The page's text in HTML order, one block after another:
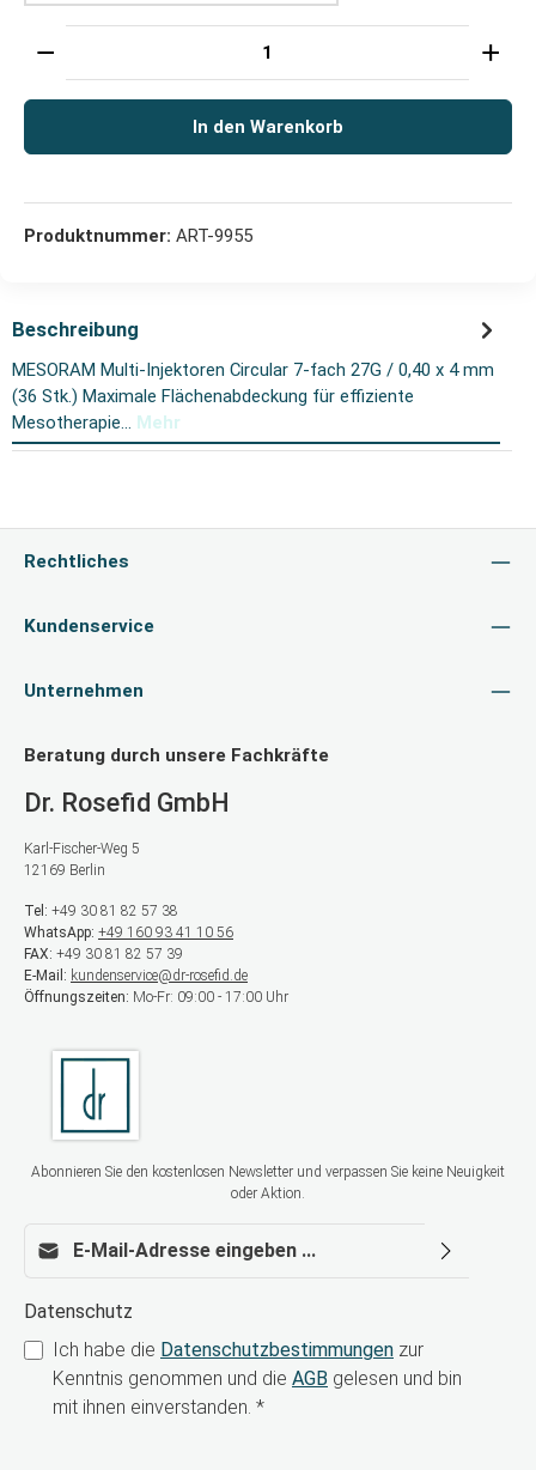
Produkt Anzahl: Gib den gewünschten Wert ein
In den Warenkorb
Produktnummer: ART-9955
Beschreibung
MESORAM Multi-Injektoren Circular 7-fach 27G / 0,40 x 4 mm
(36 Stk.) Maximale Flächenabdeckung für effiziente
Mesotherapie… Mehr
Rechtliches
Kundenservice
Unternehmen
Beratung durch unsere Fachkräfte
Dr. Rosefid GmbH
Karl-Fischer-Weg 5
12169 Berlin
Tel: +49 30 81 82 57 38
WhatsApp: +49 160 93 41 10 56
FAX: +49 30 81 82 57 39
E-Mail: kundenservice@dr-rosefid.de
Öffnungszeiten: Mo-Fr: 09:00 - 17:00 Uhr
Abonnieren Sie den kostenlosen Newsletter und verpassen Sie keine Neuigkeit
oder Aktion.
Datenschutz
Ich habe die Datenschutzbestimmungen zur
Kenntnis genommen und die AGB gelesen und bin
mit ihnen einverstanden. *